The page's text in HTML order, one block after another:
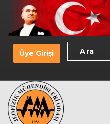
Üye Girişi